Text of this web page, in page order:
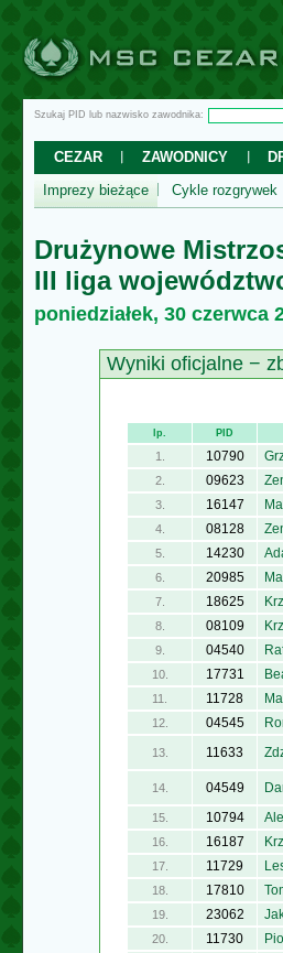
Szukaj PID lub nazwisko zawodnika:
CEZAR ZAWODNICY
Imprezy bieżące
Cykle rozgrywek
Drużynowe
III liga
poniedziałek, 30 czerwca
Wyniki oficjalne −
lp. PID
1. 10790
2. 09623
3. 16147
4. 08128
5. 14230
6. 20985
7. 18625
8. 08109
9. 04540
10. 17731
11. 11728
12. 04545
13. 11633
14. 04549
15. 10794
16. 16187
17. 11729
18. 17810
19. 23062
20. 11730